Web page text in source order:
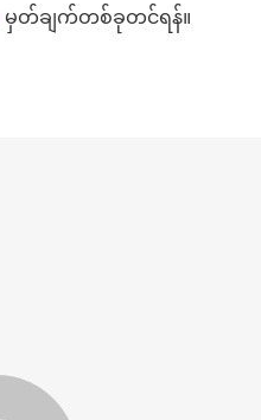
မှတ်ချက်တစ်ခုတင်ရန်။